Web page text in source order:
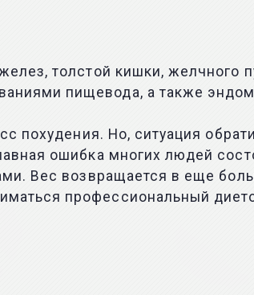
толстой кишки, желчного
пищевода, а также
похудения. Но, ситуация
ошибка многих людей
Вес возвращается в еще
профессиональный